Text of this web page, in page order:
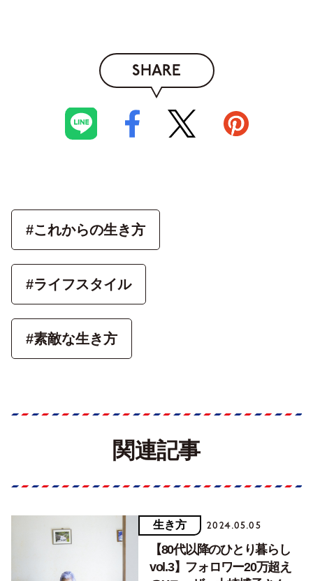
SHARE
#これからの生き方
#ライフスタイル
#素敵な生き方
関連記事
生き方 2024.05.05
【80代以降のひとり暮らし
vol.3】フォロワー20万超え